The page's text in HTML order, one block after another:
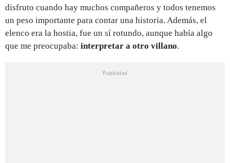
disfruto cuando hay muchos compañeros y todos tenemos
un peso importante para contar una historia. Además, el
elenco era la hostia, fue un sí rotundo, aunque había algo
que me preocupaba: interpretar a otro villano.